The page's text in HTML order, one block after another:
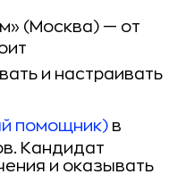
(Москва) — от
и настраивать
помощник) в
Кандидат
и оказывать